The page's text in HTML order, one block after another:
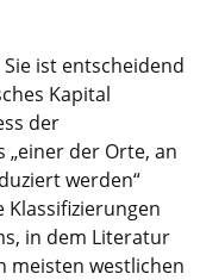
ist entscheidend
Kapital
der
„einer der Orte, an
werden“
in dem Literatur
meisten westlichen